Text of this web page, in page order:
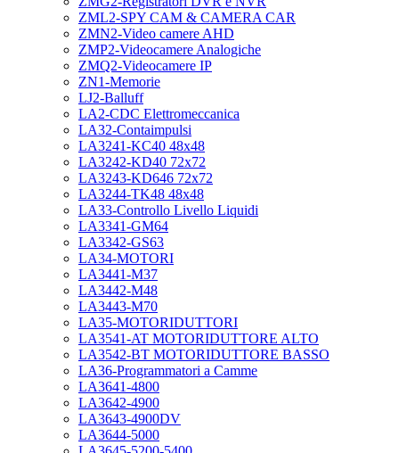
ZML2-SPY CAM & CAMERA CAR
ZMN2-Video camere AHD
ZMP2-Videocamere Analogiche
ZMQ2-Videocamere IP
ZN1-Memorie
LJ2-Balluff
LA2-CDC Elettromeccanica
LA32-Contaimpulsi
LA3241-KC40 48x48
LA3242-KD40 72x72
LA3243-KD646 72x72
LA3244-TK48 48x48
LA33-Controllo Livello Liquidi
LA3341-GM64
LA3342-GS63
LA34-MOTORI
LA3441-M37
LA3442-M48
LA3443-M70
LA35-MOTORIDUTTORI
LA3541-AT MOTORIDUTTORE ALTO
LA3542-BT MOTORIDUTTORE BASSO
LA36-Programmatori a Camme
LA3641-4800
LA3642-4900
LA3643-4900DV
LA3644-5000